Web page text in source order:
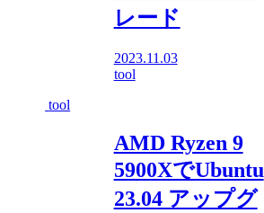
レード
2023.11.03
tool
tool
AMD Ryzen 9
5900XでUbuntu
23.04 アップグ